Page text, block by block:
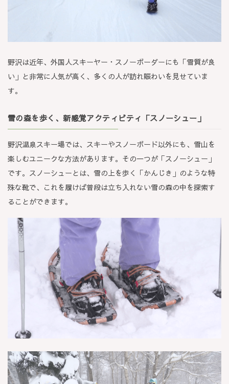
野沢は近年、外国人スキーヤー・スノーボーダーにも「雪質が良
い」と非常に人気が高く、多くの人が訪れ賑わいを見せていま
す。
雪の森を歩く、新感覚アクティビティ「スノーシュー」
野沢温泉スキー場では、スキーやスノーボード以外にも、雪山を
楽しむユニークな方法があります。その一つが「スノーシュー」
です。スノーシューとは、雪の上を歩く「かんじき」のような特
殊な靴で、これを履けば普段は立ち入れない雪の森の中を探索す
ることができます。